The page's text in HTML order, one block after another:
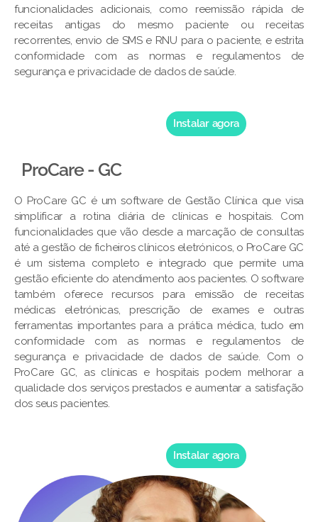
funcionalidades adicionais, como reemissão rápida de
receitas antigas do mesmo paciente ou receitas
recorrentes, envio de SMS e RNU para o paciente, e estrita
conformidade com as normas e regulamentos de
segurança e privacidade de dados de saúde.
Instalar agora
ProCare - GC
O ProCare GC é um software de Gestão Clínica que visa
simplificar a rotina diária de clínicas e hospitais. Com
funcionalidades que vão desde a marcação de consultas
até a gestão de ficheiros clínicos eletrónicos, o ProCare GC
é um sistema completo e integrado que permite uma
gestão eficiente do atendimento aos pacientes. O software
também oferece recursos para emissão de receitas
médicas eletrónicas, prescrição de exames e outras
ferramentas importantes para a prática médica, tudo em
conformidade com as normas e regulamentos de
segurança e privacidade de dados de saúde. Com o
ProCare GC, as clínicas e hospitais podem melhorar a
qualidade dos serviços prestados e aumentar a satisfação
dos seus pacientes.
Instalar agora